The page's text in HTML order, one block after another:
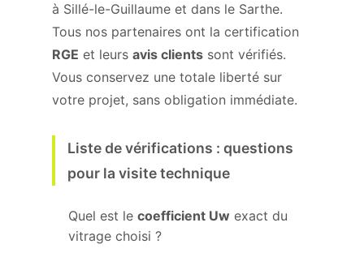
à Sillé-le-Guillaume et dans le Sarthe.
Tous nos partenaires ont la certification
RGE et leurs avis clients sont vérifiés.
Vous conservez une totale liberté sur
votre projet, sans obligation immédiate.
Liste de vérifications : questions
pour la visite technique
Quel est le coefficient Uw exact du
vitrage choisi ?